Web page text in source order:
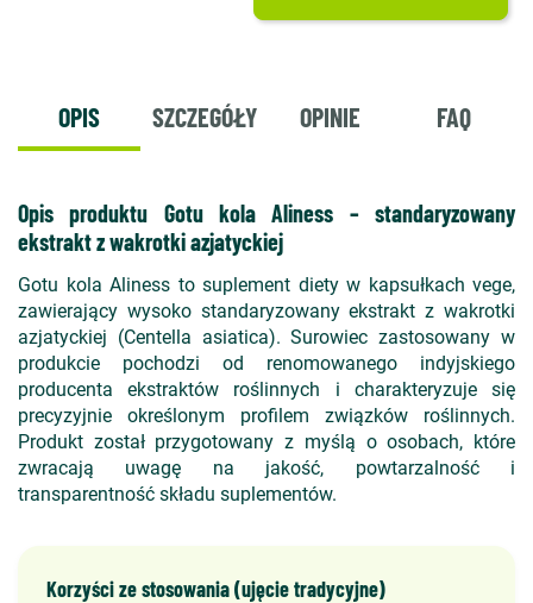
OPIS SZCZEGÓŁY OPINIE FAQ
Opis produktu Gotu kola Aliness – standaryzowany
ekstrakt z wakrotki azjatyckiej
Gotu kola Aliness to suplement diety w kapsułkach vege,
zawierający wysoko standaryzowany ekstrakt z wakrotki
azjatyckiej (Centella asiatica). Surowiec zastosowany w
produkcie pochodzi od renomowanego indyjskiego
producenta ekstraktów roślinnych i charakteryzuje się
precyzyjnie określonym profilem związków roślinnych.
Produkt został przygotowany z myślą o osobach, które
zwracają uwagę na jakość, powtarzalność i
transparentność składu suplementów.
Korzyści ze stosowania (ujęcie tradycyjne)